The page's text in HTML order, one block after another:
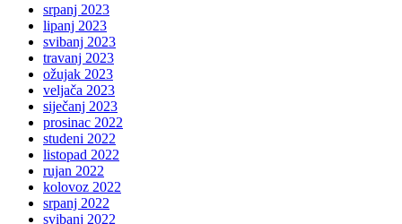
srpanj 2023
lipanj 2023
svibanj 2023
travanj 2023
ožujak 2023
veljača 2023
siječanj 2023
prosinac 2022
studeni 2022
listopad 2022
rujan 2022
kolovoz 2022
srpanj 2022
svibanj 2022